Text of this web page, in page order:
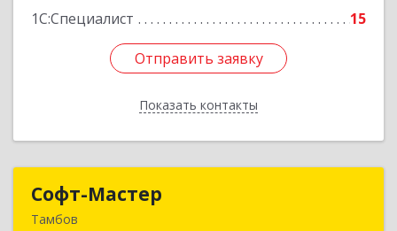
1С:Специалист
15
Отправить заявку
Показать контакты
Отправить заявку
Назад
Софт-Мастер
Тамбов